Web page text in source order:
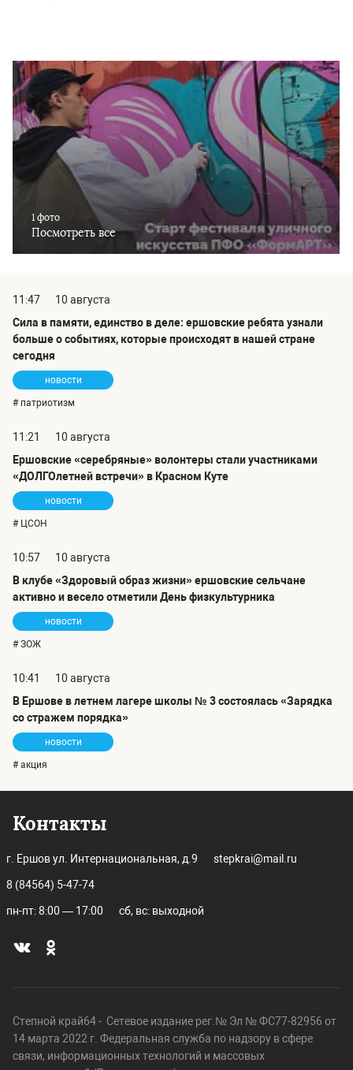
1 фото
Посмотреть все
11:47
10 августа
Сила в памяти, единство в деле: ершовские ребята узнали
больше о событиях, которые происходят в нашей стране
сегодня
новости
# патриотизм
11:21
10 августа
Ершовские «серебряные» волонтеры стали участниками
«ДОЛГОлетней встречи» в Красном Куте
новости
# ЦСОН
10:57
10 августа
В клубе «Здоровый образ жизни» ершовские сельчане
активно и весело отметили День физкультурника
новости
# ЗОЖ
10:41
10 августа
В Ершове в летнем лагере школы № 3 состоялась «Зарядка
со стражем порядка»
новости
# акция
Контакты
г. Ершов ул. Интернациональная, д.9 stepkrai@mail.ru
8 (84564) 5-47-74
пн-пт: 8:00 — 17:00 сб, вс: выходной
Степной край64 - Сетевое издание рег.№ Эл № ФС77-82956 от
14 марта 2022 г. Федеральная служба по надзору в сфере
связи, информационных технологий и массовых